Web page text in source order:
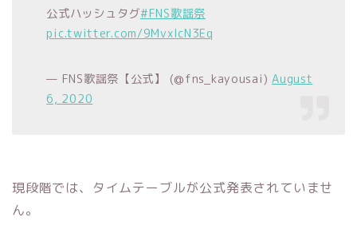
公式ハッシュタグ#FNS歌謡祭
pic.twitter.com/9MvxIcN3Eq
— FNS歌謡祭【公式】 (@fns_kayousai)August
6, 2020
現段階では、タイムテーブルが公式発表されていませ
ん。